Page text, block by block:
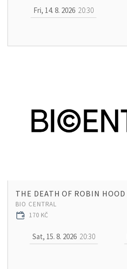
Fri, 14. 8. 2026 20:30
THE DEATH OF ROBIN HOOD
BIO CENTRAL
170 KČ
Sat, 15. 8. 2026 20:30